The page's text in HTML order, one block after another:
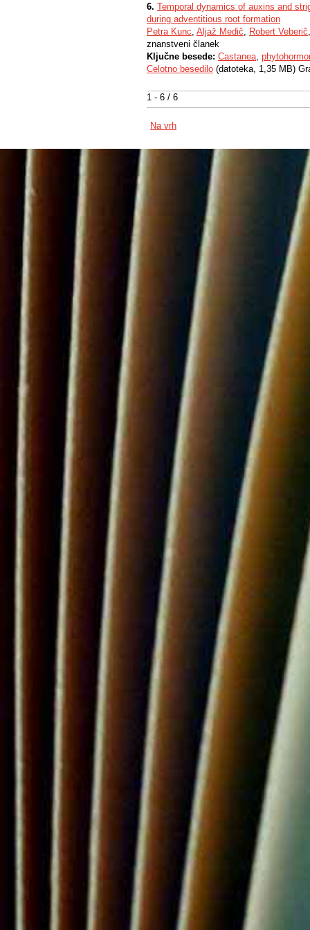
1 - 6 / 6
6. Temporal dynamics of auxins and
during adventitious root formation
Petra Kunc, Aljaž Medič, Robert Veberič
znanstveni članek
Ključne besede: Castanea,
Celotno besedilo (datoteka, 1,35 MB)
Na vrh